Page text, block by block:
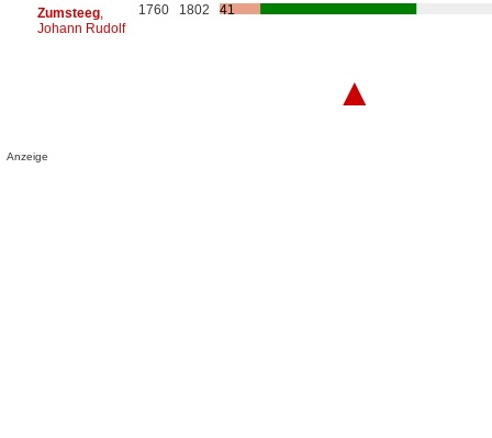
Zumsteeg,
Johann Rudolf
1760 1802 41
▲
Anzeige